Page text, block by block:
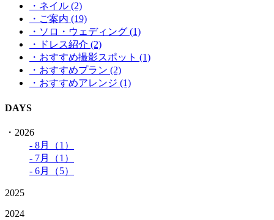
・ネイル (2)
・ご案内 (19)
・ソロ・ウェディング (1)
・ドレス紹介 (2)
・おすすめ撮影スポット (1)
・おすすめプラン (2)
・おすすめアレンジ (1)
DAYS
・2026
- 8月（1）
- 7月（1）
- 6月（5）
2025
2024